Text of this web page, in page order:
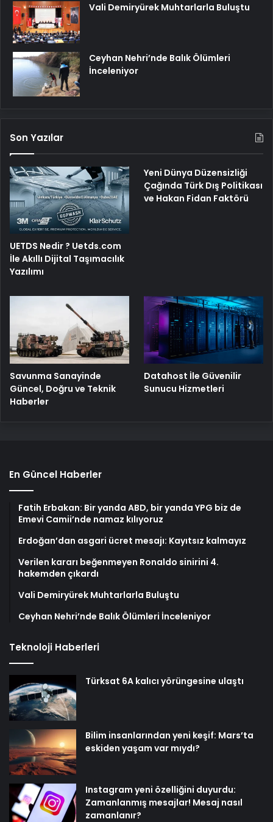
Vali Demiryürek Muhtarlarla Buluştu
Ceyhan Nehri’nde Balık Ölümleri
İnceleniyor
Son Yazılar
UETDS Nedir ? Uetds.com
İle Akıllı Dijital Taşımacılık
Yazılımı
Yeni Dünya Düzensizliği
Çağında Türk Dış Politikası
ve Hakan Fidan Faktörü
Savunma Sanayinde
Güncel, Doğru ve Teknik
Haberler
Datahost İle Güvenilir
Sunucu Hizmetleri
En Güncel Haberler
Fatih Erbakan: Bir yanda ABD, bir yanda YPG biz de
Emevi Camii’nde namaz kılıyoruz
Erdoğan’dan asgari ücret mesajı: Kayıtsız kalmayız
Verilen kararı beğenmeyen Ronaldo sinirini 4.
hakemden çıkardı
Vali Demiryürek Muhtarlarla Buluştu
Ceyhan Nehri’nde Balık Ölümleri İnceleniyor
Teknoloji Haberleri
Türksat 6A kalıcı yörüngesine ulaştı
Bilim insanlarından yeni keşif: Mars’ta
eskiden yaşam var mıydı?
Instagram yeni özelliğini duyurdu:
Zamanlanmış mesajlar! Mesaj nasıl
zamanlanır?